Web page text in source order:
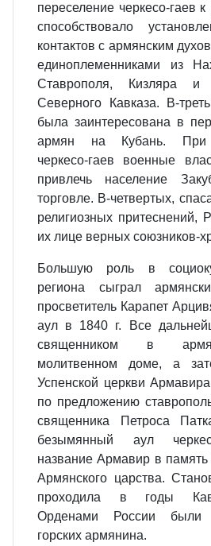
переселение черкесо-гаев
способствовало
контактов с армянским
единоплеменниками из
Ставрополя, Кизляра и
Северного Кавказа. В-
была заинтересована в
армян на Кубань. При
черкесо-гаев военные
привлечь население
торговле. В-четвертых,
религиозных притеснений,
их лице верных союзников-
Большую роль в
региона сыграл
просветитель Карапет
аул в 1840 г. Все
священником в армяно-
молитвенном доме, а
Успенской церкви
по предложению
священника Петроса
безымянный аул
название Армавир в
Армянского царства.
проходила в годы
Орденами России были
горских армянина.